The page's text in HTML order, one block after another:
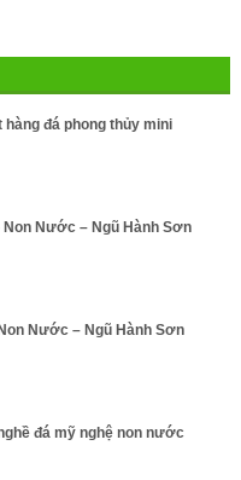
đá phong thủy mini
Nước – Ngũ Hành Sơn
Nước – Ngũ Hành Sơn
đá mỹ nghệ non nước